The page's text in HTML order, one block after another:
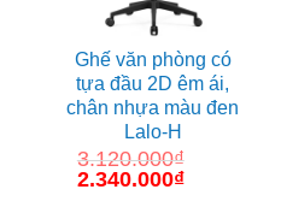
Ghế văn phòng có
tựa đầu 2D êm ái,
chân nhựa màu đen
Lalo-H
3.120.000₫
Giá
2.340.000₫Giá